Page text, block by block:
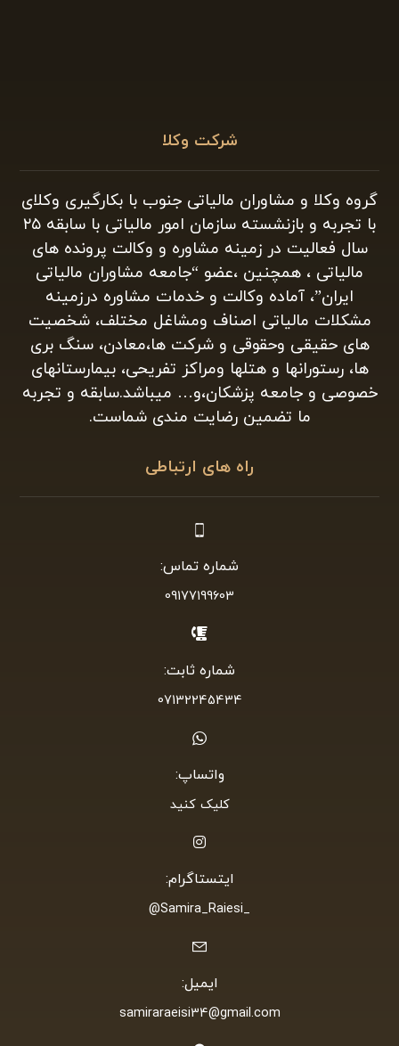
شرکت وکلا
گروه وکلا و مشاوران مالیاتی جنوب با بکارگیری وکلای
با تجربه و بازنشسته سازمان امور مالیاتی با سابقه ۲۵
سال فعالیت در زمینه مشاوره و وکالت پرونده های
مالیاتی ، همچنین ،عضو “جامعه مشاوران مالیاتی
ایران”، آماده وکالت و خدمات مشاوره درزمینه
مشکلات مالیاتی اصناف ومشاغل مختلف، شخصیت
های حقیقی وحقوقی و شرکت ها،معادن، سنگ بری
ها، رستورانها و هتلها ومراکز تفریحی، بیمارستانهای
خصوصی و جامعه پزشکان،و… میباشد.سابقه و تجربه
ما تضمین رضایت مندی شماست.
راه های ارتباطی
شماره تماس:
09177199603
شماره ثابت:
07132245434
واتساپ:
کلیک کنید
ایتستاگرام:
_Samira_Raiesi@
ایمیل:
samiraraeisi34@gmail.com